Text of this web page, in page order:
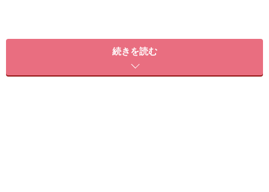
のか？」 ――その答えは、ガイドが行っているダイエッ
ト個別指導の中で、「なぜ今まで失敗してしまったの
続きを読む